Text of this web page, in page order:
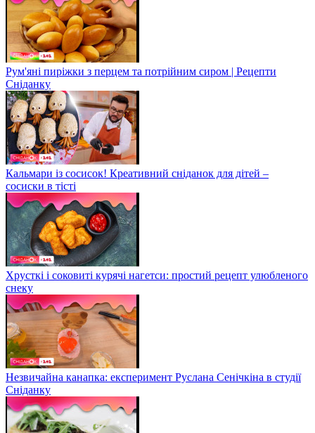
Рум'яні пиріжки з перцем та потрійним сиром | Рецепти
Сніданку
Кальмари із сосисок! Креативний сніданок для дітей –
сосиски в тісті
Хрусткі і соковиті курячі нагетси: простий рецепт улюбленого
снеку
Незвичайна канапка: експеримент Руслана Сенічкіна в студії
Сніданку